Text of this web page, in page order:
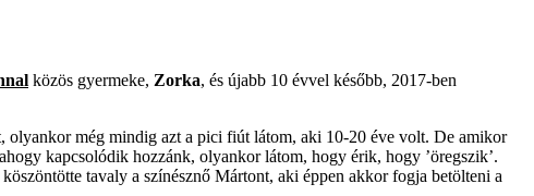
közös gyermeke, Zorka, és újabb 10 évvel később, 2017-ben
olyankor még mindig azt a pici fiút látom, aki 10-20 éve volt. De amikor
kapcsolódik hozzánk, olyankor látom, hogy érik, hogy ’öregszik’.
tavaly a színésznő Mártont, aki éppen akkor fogja betölteni a